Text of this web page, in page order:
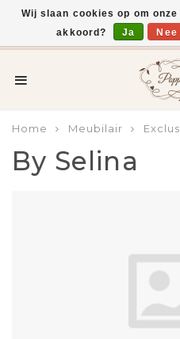
Voor 15:00 uur
Home Meubilair
By Selina
Wij slaan cookies op om
akkoord?
Ja Nee